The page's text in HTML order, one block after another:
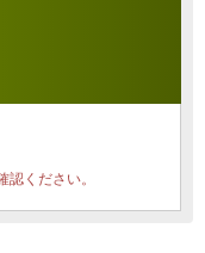
ください。